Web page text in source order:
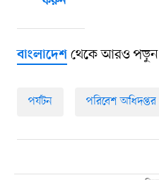
বাংলাদেশথেকে আরও পড়ুন
পর্যটন পরিবেশ অধিদপ্তর